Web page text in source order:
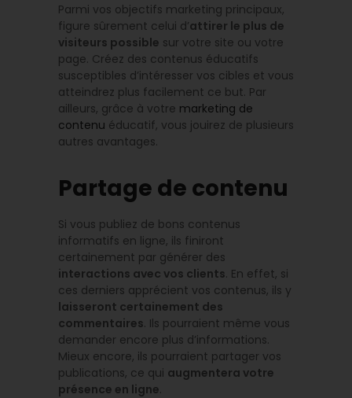
Parmi vos objectifs marketing principaux,
figure sûrement celui d’attirer le plus de
visiteurs possible sur votre site ou votre
page. Créez des contenus éducatifs
susceptibles d’intéresser vos cibles et vous
atteindrez plus facilement ce but. Par
ailleurs, grâce à votre marketing de
contenu éducatif, vous jouirez de plusieurs
autres avantages.
Partage de contenu
Si vous publiez de bons contenus
informatifs en ligne, ils finiront
certainement par générer des
interactions avec vos clients. En effet, si
ces derniers apprécient vos contenus, ils y
laisseront certainement des
commentaires. Ils pourraient même vous
demander encore plus d’informations.
Mieux encore, ils pourraient partager vos
publications, ce qui augmentera votre
présence en ligne.